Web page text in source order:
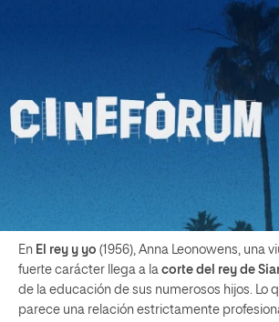
En El rey y yo (1956), Anna Leonowens, una
fuerte carácter llega a la corte del rey de
de la educación de sus numerosos hijos. Lo
parece una relación estrictamente